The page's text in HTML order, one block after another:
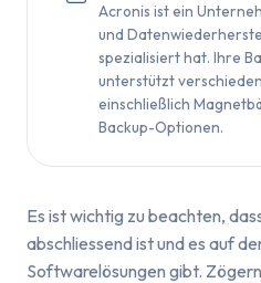
Acronis ist ein
und
spezialisiert hat. Ihre
unterstützt
einschließlich
Backup-Optionen.
Es ist wichtig zu beachten,
abschliessend ist und es auf
Softwarelösungen gibt. Zögern